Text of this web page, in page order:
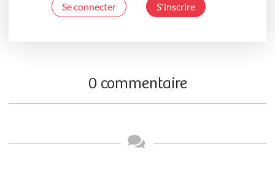
Se connecter S'inscrire
0 commentaire